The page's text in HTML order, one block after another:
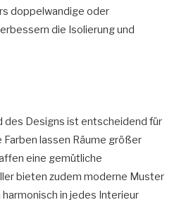
doppelwandige oder
die Isolierung und
des Designs ist entscheidend für
lassen Räume größer
eine gemütliche
bieten zudem moderne Muster
in jedes Interieur